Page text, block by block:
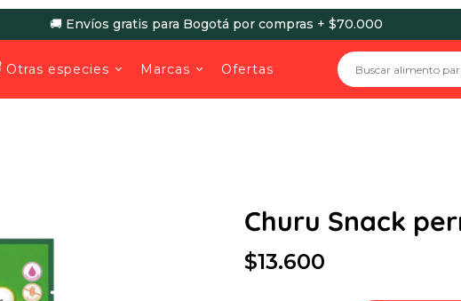
🚚 Envíos gratis para Bogotá por compras + $70.000
Otras especies Marcas Ofertas
Churu Snack
$13.600